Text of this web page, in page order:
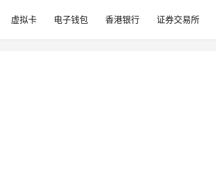
虚拟卡 电子钱包 香港银行 证券交易所